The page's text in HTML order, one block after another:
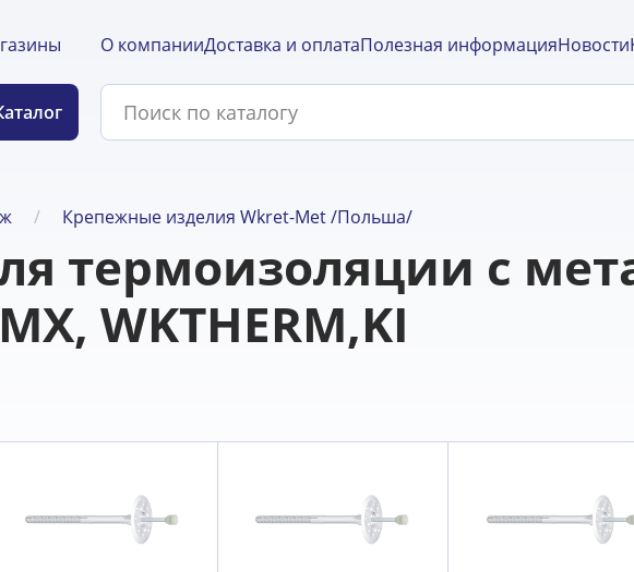
О компанииДоставка и оплатаПолезная информацияНовости
Крепежные изделия Wkret-Met /Польша/
термоизоляции с
WKTHERM,KI